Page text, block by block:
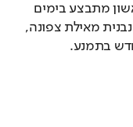
לבניית גדר גם בגבול המזרחי; חלקו הראשון מתבצע בימים
אלה: כמה עשרות קילומטרים של גדר שנבנית מאילת צפונה,
בתמנע.